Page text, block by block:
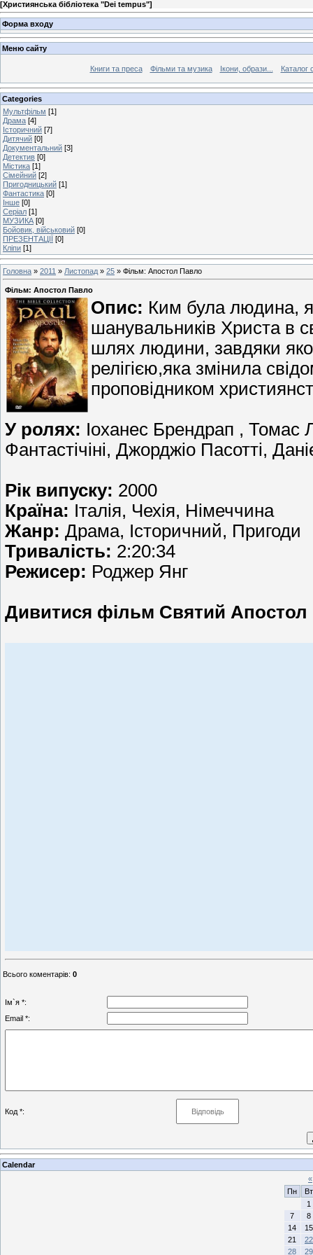
[Християнська бібліотека "Dei tempus"]
Форма входу
Меню сайту
Книги та преса Фільми та музика Ікони, образи... Каталог
Categories
Мультфільм [1]
Драма [4]
Історичний [7]
Дитячий [0]
Документальний [3]
Детектив [0]
Містика [1]
Сімейний [2]
Пригодницький [1]
Фантастика [0]
Інше [0]
Серіал [1]
МУЗИКА [0]
Бойовик, військовий [0]
ПРЕЗЕНТАЦІЇ [0]
Кліпи [1]
Головна » 2011 » Листопад » 25 » Фільм: Апостол Павло
Фільм: Апостол Павло
Опис: Ким була людина,
шанувальників Христа в
шлях людини, завдяки
релігією,яка змінила
проповідником
У ролях: Іоханес Брендрап , Томас
Фантастічіні, Джорджіо Пасотті,
Рік випуску: 2000
Країна: Італія, Чехія, Німеччина
Жанр: Драма, Історичний, Пригоди
Тривалість: 2:20:34
Режисер: Роджер Янг
Дивитися фільм Святий
Всього коментарів: 0
Ім`я *:
Email *:
Код *:
Calendar
«
Пн
Вт
1
7
8
14
15
21
22
28
29